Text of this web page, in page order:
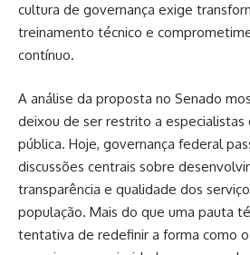
cultura de governança exige
treinamento técnico e
contínuo.
A análise da proposta no Senado
deixou de ser restrito a especialistas
pública. Hoje, governança federal
discussões centrais sobre
transparência e qualidade dos
população. Mais do que uma pauta
tentativa de redefinir a forma como